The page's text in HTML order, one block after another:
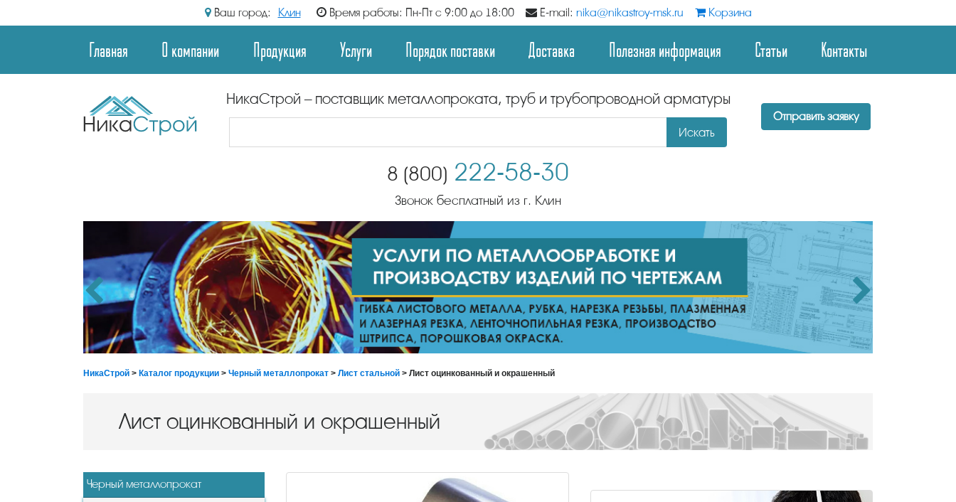
Ваш город: Клин Время работы: Пн-Пт с 9:00 до 18:00 E-mail: nika@nikastroy-msk.ru Корзина
Главная О компании Продукция Услуги Порядок поставки Доставка Полезная информация Статьи Контакты
НикаСтрой – поставщик металлопроката, труб и трубопроводной арматуры
Искать
Отправить заявку
8 (800) 222-58-30
Звонок бесплатный из г. Клин
НикаСтрой > Каталог продукции > Черный металлопрокат > Лист стальной > Лист оцинкованный и окрашенный
Лист оцинкованный и окрашенный
Черный металлопрокат